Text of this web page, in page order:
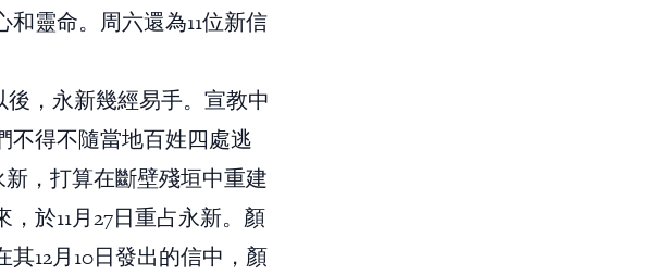
靈命。周六還為11位新信
，永新幾經易手。宣教中
不得不隨當地百姓四處逃
，打算在斷壁殘垣中重建
於11月27日重占永新。顏
12月10日發出的信中，顏